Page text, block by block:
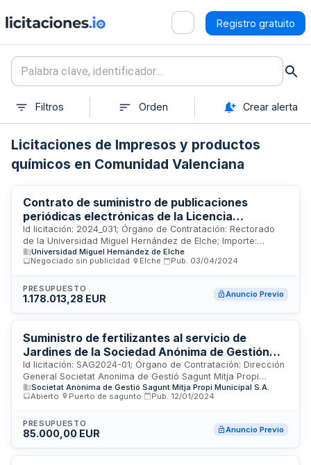
Registro gratuito
Filtros Orden Crear alerta
Licitaciones de Impresos y productos
químicos en Comunidad Valenciana
Contrato de suministro de publicaciones
periódicas electrónicas de la Licencia
Sciencedirect Online ( SDOL)
Id licitación: 2024_031; Órgano de Contratación: Rectorado
de la Universidad Miguel Hernández de Elche; Importe:
1178013.28 EUR; Estado: PRE
Universidad Miguel Hernández de Elche
Negociado sin publicidad
Elche Pub. 03/04/2024
PRESUPUESTO
1.178.013,28 EUR Anuncio Previo
Suministro de fertilizantes al servicio de
Jardines de la Sociedad Anónima de Gestión
Sagunto Medio Propio Municipal (SAG
Id licitación: SAG2024-01; Órgano de Contratación: Dirección
General Societat Anonima de Gestió Sagunt Mitja Propi
Municipal S.A.; Importe: 85000 EUR; Estado: PRE
Societat Anònima de Gestió Sagunt Mitja Propi Municipal S.A.
Abierto
Puerto de sagunto Pub. 12/01/2024
PRESUPUESTO
85.000,00 EUR Anuncio Previo